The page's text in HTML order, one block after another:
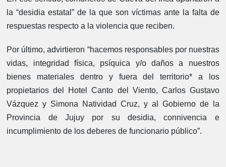
la “desidia estatal” de la que son víctimas ante la falta de
respuestas respecto a la violencia que reciben.
Por último, advirtieron “hacemos responsables por nuestras
vidas, integridad física, psíquica y/o daños a nuestros
bienes materiales dentro y fuera del territorio* a los
propietarios del Hotel Canto del Viento, Carlos Gustavo
Vázquez y Simona Natividad Cruz, y al Gobierno de la
Provincia de Jujuy por su desidia, connivencia e
incumplimiento de los deberes de funcionario público”.